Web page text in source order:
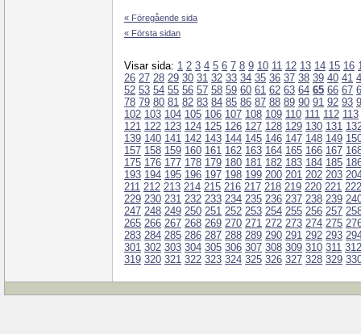
« Föregående sida
« Första sidan
Visar sida: 1 2 3 4 5 6 7 8 9 10 11 12 13 14 15 16
26 27 28 29 30 31 32 33 34 35 36 37 38 39 40 41
52 53 54 55 56 57 58 59 60 61 62 63 64 65 66 67
78 79 80 81 82 83 84 85 86 87 88 89 90 91 92 93
102 103 104 105 106 107 108 109 110 111 112 113
121 122 123 124 125 126 127 128 129 130 131
139 140 141 142 143 144 145 146 147 148 149
157 158 159 160 161 162 163 164 165 166 167
175 176 177 178 179 180 181 182 183 184 185
193 194 195 196 197 198 199 200 201 202 203
211 212 213 214 215 216 217 218 219 220 221 222
229 230 231 232 233 234 235 236 237 238 239
247 248 249 250 251 252 253 254 255 256 257
265 266 267 268 269 270 271 272 273 274 275
283 284 285 286 287 288 289 290 291 292 293
301 302 303 304 305 306 307 308 309 310 311 312
319 320 321 322 323 324 325 326 327 328 329